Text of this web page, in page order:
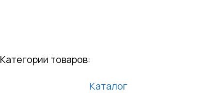
Категории товаров:
Каталог